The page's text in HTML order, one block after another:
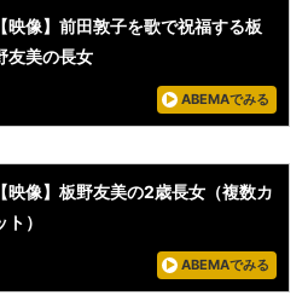
【映像】前田敦子を歌で祝福する板
友美の長女
ABEMAでみる
【映像】板野友美の2歳長女（複数カ
ト）
ABEMAでみる